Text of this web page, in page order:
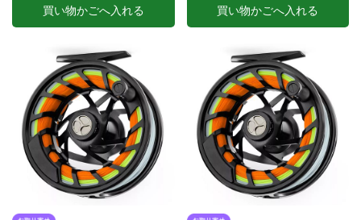
買い物かごへ入れる 買い物かごへ入れる